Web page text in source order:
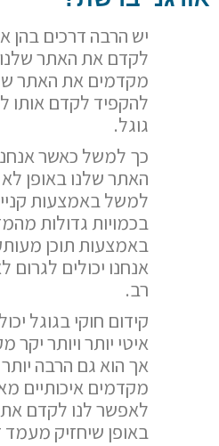
יש הרבה דרכים בהן
לקדם את האתר
מקדמים את האתר
להקפיד לקדם אותו
גוגל.
כך למשל כאשר
האתר שלנו באופן לא
למשל באמצעות
בכמויות גדולות
באמצעות תוכן
אנחנו יכולים לגרום
רב.
קידום חוקי בגוגל
איטי יותר ויותר יקר
אך הוא גם הרבה
מקדמים איכותיים
לאפשר לנו לקדם
באופן שיחזיק מעמד